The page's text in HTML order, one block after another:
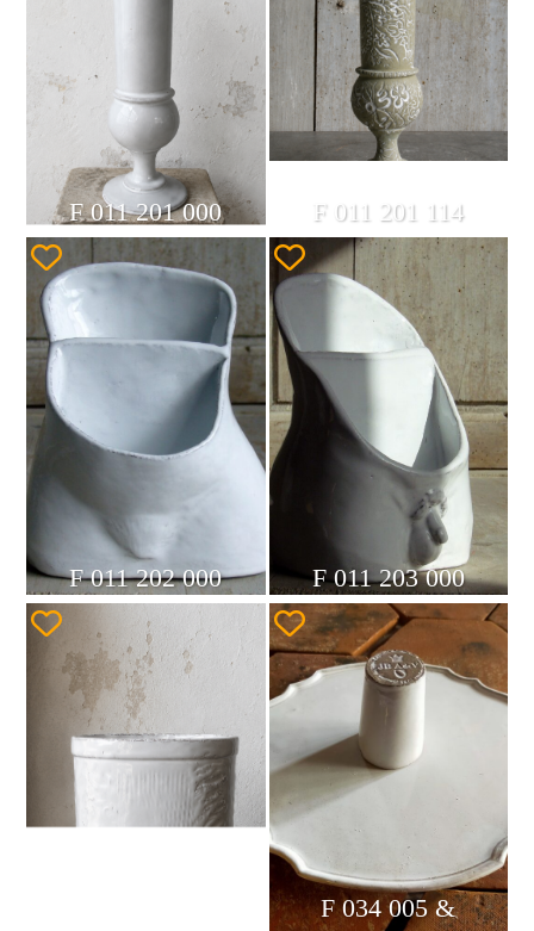
F 011 201 000 F 011 201 114
F 011 202 000 F 011 203 000
F 034 005 &